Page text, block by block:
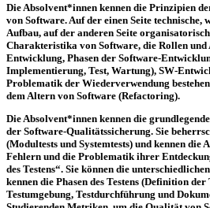
Die Absolvent*innen kennen die Prinzipien
von Software. Auf der einen Seite
Aufbau, auf der anderen Seite
Charakteristika von Software, die Rollen und
Entwicklung, Phasen der Software-
Implementierung, Test, Wartung), SW-
Problematik der Wiederverwendung
dem Altern von Software (Refactoring).
Die Absolvent*innen kennen die
der Software-Qualitätssicherung. Sie
(Modultests und Systemtests) und kennen die
Fehlern und die Problematik ihrer
des Testens“. Sie können die
kennen die Phasen des Testens (Definition
Testumgebung, Testdurchführung und